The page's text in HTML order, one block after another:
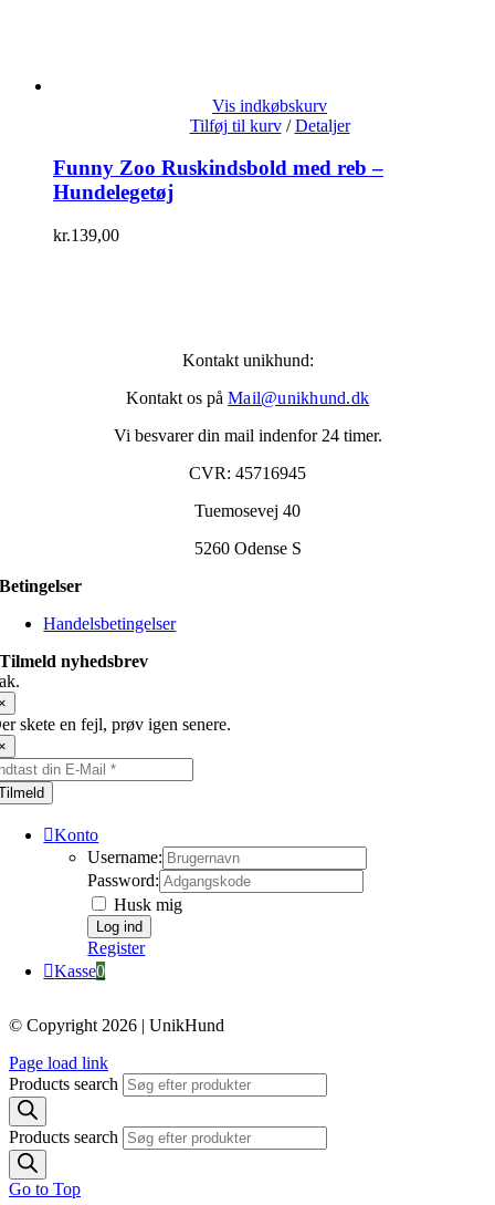
Vis indkøbskurv
Tilføj til kurv / Detaljer
Funny Zoo Ruskindsbold med reb –
Hundelegetøj
kr.139,00
Kontakt unikhund:
Kontakt os på Mail@unikhund.dk
Vi besvarer din mail indenfor 24 timer.
CVR: 45716945
Tuemosevej 40
5260 Odense S
Betingelser
Handelsbetingelser
Tilmeld nyhedsbrev
skete en fejl, prøv igen senere.
Konto
Username:
Password:
Husk mig
Register
Kasse0
© Copyright 2026 | UnikHund
Page load link
Products search
Products search
Go to Top